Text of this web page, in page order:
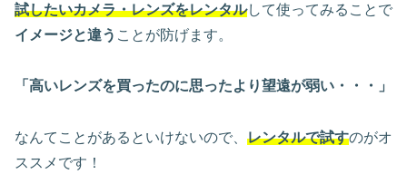
試したいカメラ・レンズをレンタルして使ってみることで
イメージと違う ことが防げます。
「高いレンズを買ったのに思ったより望遠が弱い・・・」
なんてことがあるといけないので、 レンタルで試すのがオ
ススメです！